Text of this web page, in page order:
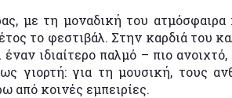
με τη μοναδική του
το φεστιβάλ. Στην καρδιά του
ιδιαίτερο παλμό – πιο
ως γιορτή: για τη μουσική, τους
από κοινές εμπειρίες.